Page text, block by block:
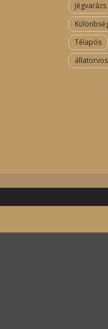
Jégvarázs
Télapós